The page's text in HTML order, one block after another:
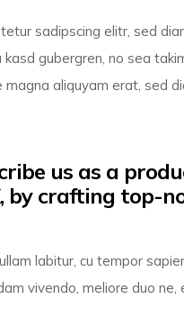
sadipscing elitr, sed
gubergren, no sea
aliquyam erat, sed
us as a
by crafting top-
labitur, cu tempor
vivendo, meliore duo